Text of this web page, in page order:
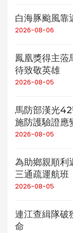
白海豚颱風
2026-08-06
鳳凰獎得主
待致敬英雄
2026-08-05
馬防部漢光
施防護驗證應
2026-08-05
為助鄉親順
三通疏運航班
2026-08-05
連江查緝隊破
命